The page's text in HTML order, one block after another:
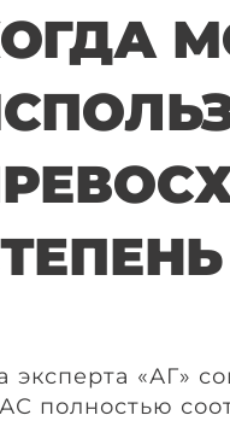
эксперта «АГ»
полностью